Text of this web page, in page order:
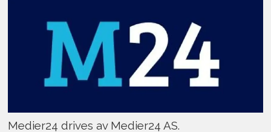
Medier24 drives av Medier24 AS.